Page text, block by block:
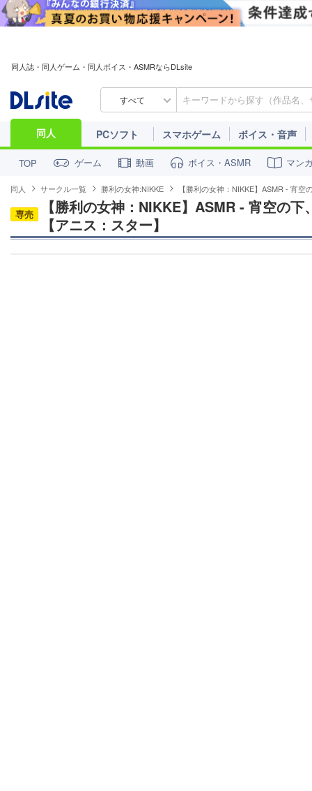
同人誌・同人ゲーム・同人ボイス・ASMRならDLsite
すべて
同人 PCソフト スマホゲーム ボイス・音声
TOP ゲーム 動画 ボイス・ASMR マン
同人 サークル一覧 勝利の女神:NIKKE 【勝利の女神：NIKKE】ASMR - 宵
専売
【勝利の女神：NIKKE】ASMR - 宵空の
【アニス：スター】